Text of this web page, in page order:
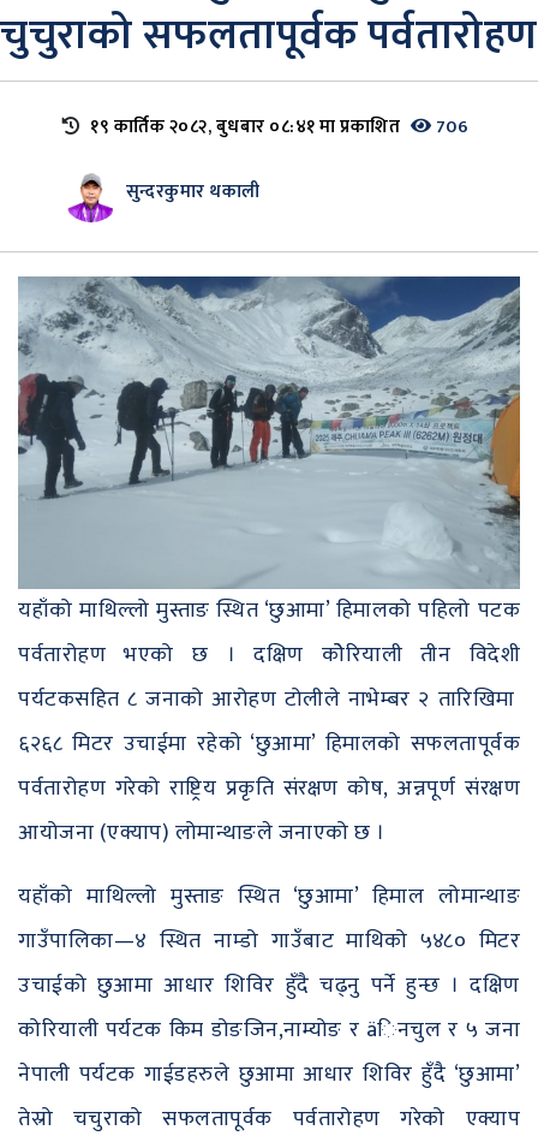
चुचुराको सफलतापूर्वक पर्वतारोहण
१९ कार्तिक २०८२, बुधबार ०८:४१ मा प्रकाशित 706
सुन्दरकुमार थकाली
यहाँको माथिल्लो मुस्ताङ स्थित ‘छुआमा’ हिमालको पहिलो पटक
पर्वतारोहण भएको छ । दक्षिण कोेरियाली तीन विदेशी
पर्यटकसहित ८ जनाको आरोहण टोलीले नाभेम्बर २ तारिखिमा
६२६८ मिटर उचाईमा रहेको ‘छुआमा’ हिमालको सफलतापूर्वक
पर्वतारोहण गरेको राष्ट्रिय प्रकृति संरक्षण कोष, अन्नपूर्ण संरक्षण
आयोजना (एक्याप) लोमान्थाङले जनाएको छ ।
यहाँको माथिल्लो मुस्ताङ स्थित ‘छुआमा’ हिमाल लोमान्थाङ
गाउँपालिका—४ स्थित नाम्डो गाउँबाट माथिको ५४८० मिटर
उचाईको छुआमा आधार शिविर हुँदै चढ्नु पर्ने हुन्छ । दक्षिण
कोरियाली पर्यटक किम डोङजिन,नाम्योङ र äिनचुल र ५ जना
नेपाली पर्यटक गाईडहरुले छुआमा आधार शिविर हुँदै ‘छुआमा’
तेस्रो चचुराको सफलतापूर्वक पर्वतारोहण गरेको एक्याप